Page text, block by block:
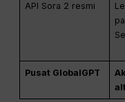
API Sora 2 resmi
Pusat GlobalGPT